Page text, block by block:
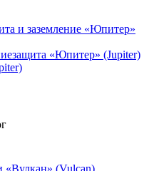
и заземление «Юпитер»
«Юпитер» (Jupiter)
«Вулкан» (Vulcan)